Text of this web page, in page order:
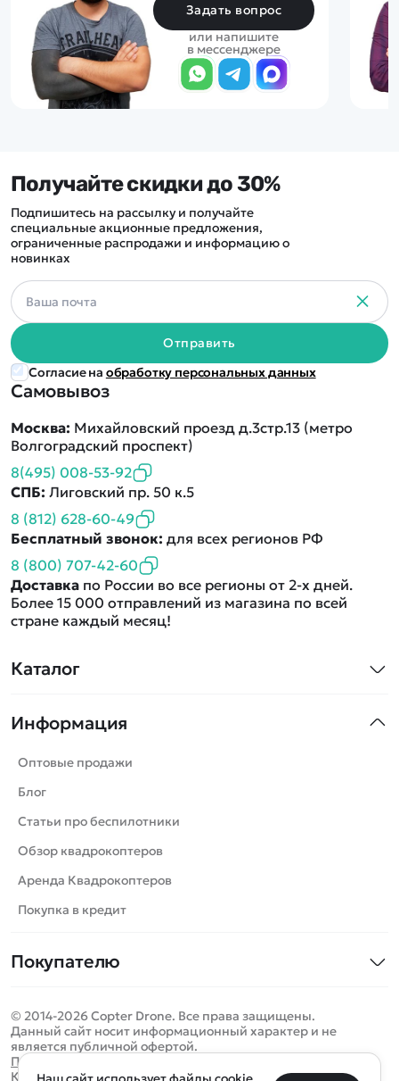
Задать вопрос
или напишите
в мессенджере
Каталог
Машинки
Танки
Вертолеты
Катера
Роботы
Самолеты
Сборные модели
Спецтехника
Игрушки
Запчасти для моделей
Информация
Оптовые продажи
Блог
Статьи про беспилотники
Обзор квадрокоптеров
Аренда Квадрокоптеров
Покупка в кредит
Покупателю
Оплата и доставка
Помощь
Самовывоз
Москва: Михайловский проезд д.3стр.13 (метро
Волгоградский проспект)
8(495) 008-53-92
СПБ: Лиговский пр. 50 к.5
8 (812) 628-60-49
Бесплатный звонок: для всех регионов РФ
8 (800) 707-42-60
Доставка по России во все регионы от 2-х дней.
Более 15 000 отправлений из магазина по всей
стране каждый месяц!
Получайте скидки до 30%
Подпишитесь на рассылку и получайте
специальные акционные предложения,
ограниченные распродажи и информацию о
новинках
Отправить
Согласие на обработку персональных данных
© 2014-2026 Copter Drone. Все права защищены.
Данный сайт носит информационный характер и не
является публичной офертой.
Политика конфиденциальности
Карта сайта
Определить местоположение